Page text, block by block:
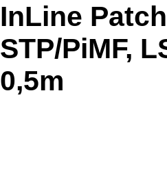
InLine
STP/PiMF,
0,5m